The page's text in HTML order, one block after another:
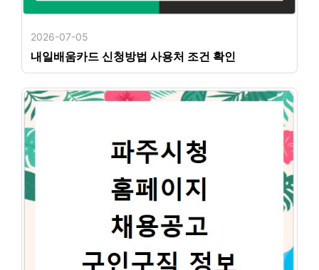
2026-07-05
내일배움카드 신청방법 사용처 조건 확인